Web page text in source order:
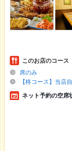
このお店のコース
席のみ
【柊コース】当店
ネット予約の空席